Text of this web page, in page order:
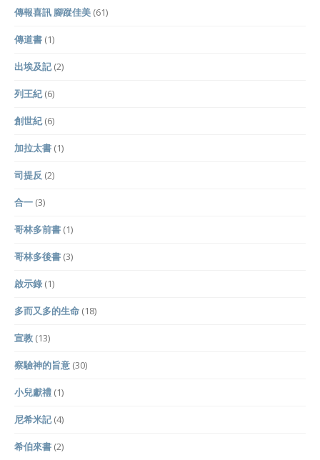
傳報喜訊 腳蹤佳美 (61)
傳道書 (1)
出埃及記(2)
列王紀(6)
創世紀(6)
加拉太書 (1)
司提反 (2)
合一 (3)
哥林多前書 (1)
哥林多後書 (3)
啟示錄 (1)
多而又多的生命 (18)
宣教 (13)
察驗神的旨意 (30)
小兒獻禮 (1)
尼希米記(4)
希伯來書 (2)